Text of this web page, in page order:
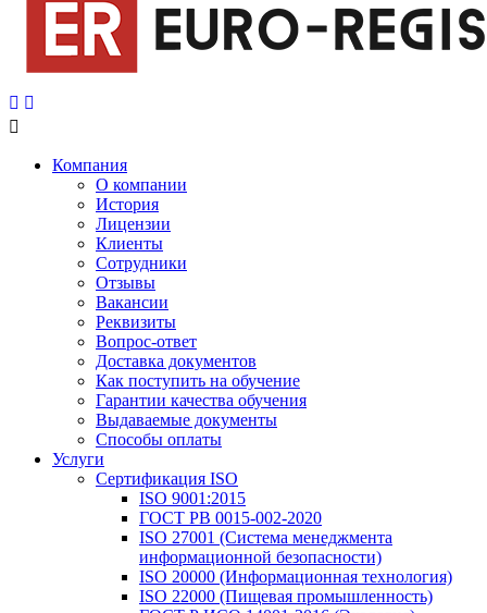
Компания
О компании
История
Лицензии
Клиенты
Сотрудники
Отзывы
Вакансии
Реквизиты
Вопрос-ответ
Доставка документов
Как поступить на обучение
Гарантии качества обучения
Выдаваемые документы
Способы оплаты
Услуги
Сертификация ISO
ISO 9001:2015
ГОСТ РВ 0015-002-2020
ISO 27001 (Система менеджмента
информационной безопасности)
ISO 20000 (Информационная технология)
ISO 22000 (Пищевая промышленность)